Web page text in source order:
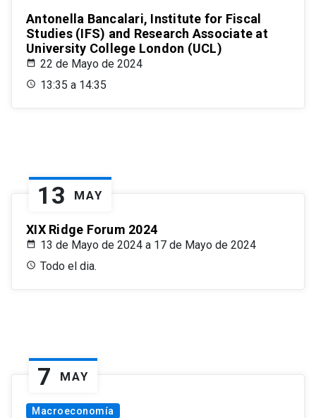
Antonella Bancalari, Institute for Fiscal
Studies (IFS) and Research Associate at
University College London (UCL)
22 de Mayo de 2024
13:35 a 14:35
13 MAY
XIX Ridge Forum 2024
13 de Mayo de 2024 a 17 de Mayo de 2024
Todo el dia.
7 MAY
Macroeconomía